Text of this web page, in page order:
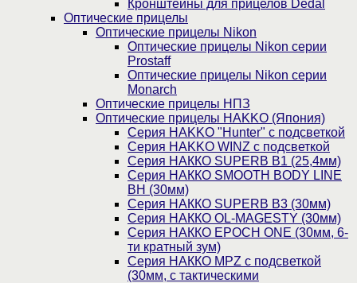
Кронштейны для прицелов Dedal
Оптические прицелы
Оптические прицелы Nikon
Оптические прицелы Nikon серии
Prostaff
Оптические прицелы Nikon серии
Monarch
Оптические прицелы НПЗ
Оптические прицелы HAKKO (Япония)
Cерия HAKKO "Hunter" с подсветкой
Серия НAKKO WINZ с подсветкой
Серия НАККО SUPERB B1 (25,4мм)
Серия НАККО SMOOTH BODY LINE
BH (30мм)
Серия НАККО SUPERB B3 (30мм)
Серия НАККО OL-MAGESTY (30мм)
Серия НАККО EPOCH ONE (30мм, 6-
ти кратный зум)
Серия НАККО MPZ с подсветкой
(30мм, c тактическими